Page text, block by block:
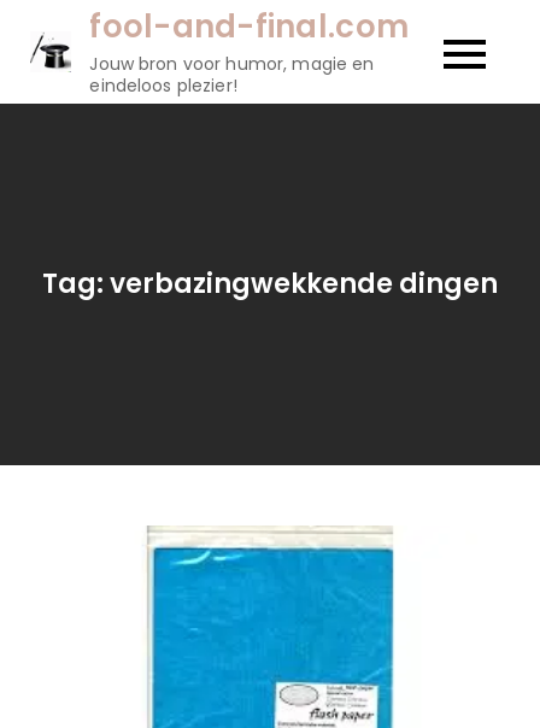
fool-and-final.com
Jouw bron voor humor, magie en
eindeloos plezier!
Tag:verbazingwekkende dingen